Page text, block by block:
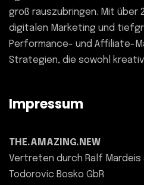
groß rauszubringen. Mit über
digitalen Marketing und
Performance- und Affiliate-
Strategien, die sowohl
Impressum
THE.AMAZING.NEW
Vertreten durch Ralf Mardeis
Todorovic Bosko GbR